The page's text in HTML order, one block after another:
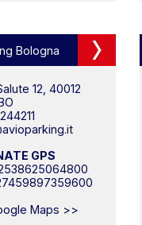
Bologna
12, 40012
GPS
Maps >>